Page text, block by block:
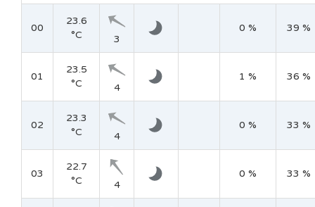
00
23.6
°C
3
0 % 39 %
01
23.5
°C
4
1 % 36 %
02
23.3
°C
4
0 % 33 %
03
22.7
°C
4
0 % 33 %